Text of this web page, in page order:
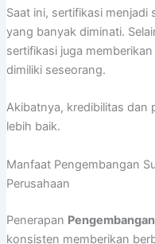
Saat ini, sertifikasi
yang banyak diminati.
sertifikasi juga
dimiliki seseorang.
Akibatnya, kredibilitas dan
lebih baik.
Manfaat Pengembangan
Perusahaan
Penerapan
konsisten memberikan